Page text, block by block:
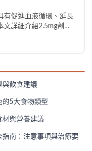
有促進血液循環、延長
文詳細介紹2.5mg劑量
與飲食建議
的5大食物類型
材與營養建議
南：注意事項與治療要